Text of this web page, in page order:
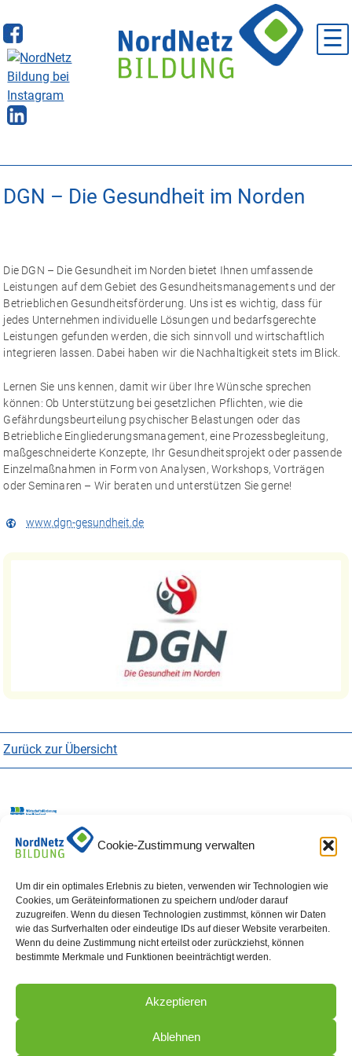
Cookie-Zustimmung verwalten
Um dir ein optimales Erlebnis zu bieten, verwenden wir Technologien wie
Cookies, um Geräteinformationen zu speichern und/oder darauf
zuzugreifen. Wenn du diesen Technologien zustimmst, können wir Daten
wie das Surfverhalten oder eindeutige IDs auf dieser Website verarbeiten.
Wenn du deine Zustimmung nicht erteilst oder zurückziehst, können
bestimmte Merkmale und Funktionen beeinträchtigt werden.
Akzeptieren
Ablehnen
to
content
☰
DGN – Die Gesundheit im Norden
Die DGN – Die Gesundheit im Norden bietet Ihnen umfassende
Leistungen auf dem Gebiet des Gesundheitsmanagements und der
Betrieblichen Gesundheitsförderung. Uns ist es wichtig, dass für
jedes Unternehmen individuelle Lösungen und bedarfsgerechte
Leistungen gefunden werden, die sich sinnvoll und wirtschaftlich
integrieren lassen. Dabei haben wir die Nachhaltigkeit stets im Blick.
Lernen Sie uns kennen, damit wir über Ihre Wünsche sprechen
können: Ob Unterstützung bei gesetzlichen Pflichten, wie die
Gefährdungsbeurteilung psychischer Belastungen oder das
Betriebliche Eingliederungsmanagement, eine Prozessbegleitung,
maßgeschneiderte Konzepte, Ihr Gesundheitsprojekt oder passende
Einzelmaßnahmen in Form von Analysen, Workshops, Vorträgen
oder Seminaren – Wir beraten und unterstützen Sie gerne!
www.dgn-gesundheit.de
Zurück zur Übersicht
NordNetz Bildung
ist ein Projekt der
WFG-NF
Nordfriesland
mbH.
Tel.: 04841 66
85 26